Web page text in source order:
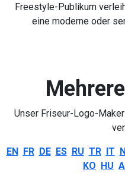
Freestyle-Publikum
eine moderne oder
Unser Friseur-Logo-
EN FR DE ES RU TR IT
KO HU